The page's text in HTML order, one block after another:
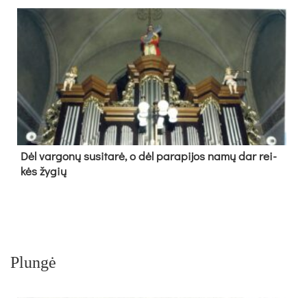
Dėl var­go­nų su­si­ta­rė, o dėl pa­ra­pi­jos na­mų dar rei­
kės žy­gių
Plungė